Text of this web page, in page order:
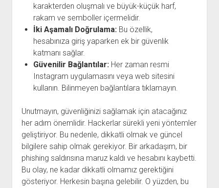
karakterden oluşmalı ve büyük-küçük harf,
rakam ve semboller içermelidir.
İki Aşamalı Doğrulama:Bu özellik,
hesabınıza giriş yaparken ek bir güvenlik
katmanı sağlar.
Güvenilir Bağlantılar:Her zaman resmi
Instagram uygulamasını veya web sitesini
kullanın. Bilinmeyen bağlantılara tıklamayın.
Unutmayın, güvenliğinizi sağlamak için atacağınız
her adım önemlidir. Hackerlar sürekli yeni yöntemler
geliştiriyor. Bu nedenle, dikkatli olmak ve güncel
bilgilere sahip olmak gerekiyor. Bir arkadaşım, bir
phishing saldırısına maruz kaldı ve hesabını kaybetti.
Bu olay, ne kadar dikkatli olmamız gerektiğini
gösteriyor. Herkesin başına gelebilir. O yüzden, bu